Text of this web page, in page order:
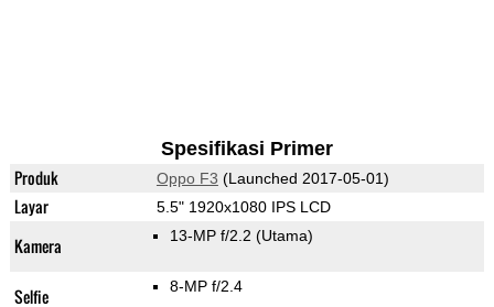
Spesifikasi Primer
Produk Oppo F3 (Launched 2017-05-01)
Layar 5.5" 1920x1080 IPS LCD
Kamera 13-MP f/2.2 (Utama)
Selfie 8-MP f/2.4